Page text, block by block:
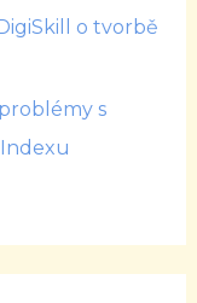
o tvorbě
s